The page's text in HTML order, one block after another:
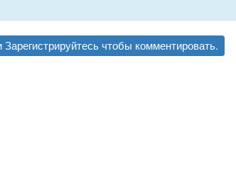
Зарегистрируйтесь чтобы комментировать.